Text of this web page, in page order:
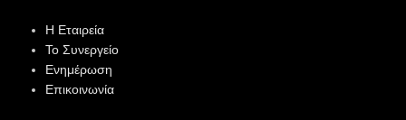
Η Εταιρεία
Το Συνεργείο
Ενημέρωση
Επικοινωνία